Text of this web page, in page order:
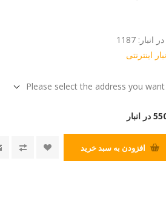
انبار: 1187
اینترنتی
Please select the address you
در انبار
افزودن به سبد خرید